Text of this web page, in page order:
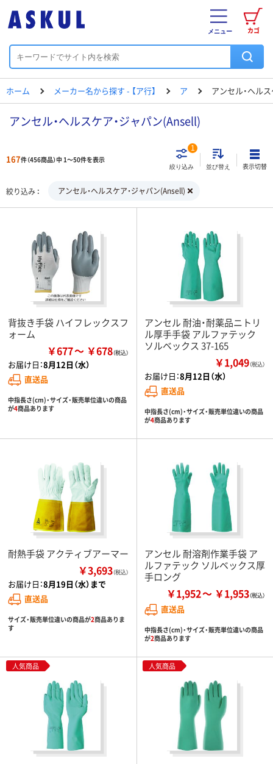
カゴ
メニュー
ホーム メーカー名から探す - 【ア行】 ア アンセル・ヘル
アンセル・ヘルスケア・ジャパン(Ansell)
167件（456商品）中 1～50件を表示
絞り込み
1
並び替え 表示切替
絞り込み アンセル・ヘルスケア・ジャパン(Ansell)
背抜き手袋 ハイフレックスフ
ォーム
￥677 ￥678
お届け日：8月12日（水）
直送品
中指長さ(cm)・サイズ・販売単位違いの商品
が4商品あります
アンセル 耐油・耐薬品ニトリ
ル厚手手袋 アルファテック
ソルベックス 37-165
￥1,049（税込）
お届け日：8月12日（水）
直送品
中指長さ(cm)・サイズ・販売単位違いの商品
が4商品あります
耐熱手袋 アクティブアーマー
￥3,693（税込）
お届け日：8月19日（水）まで
直送品
サイズ・販売単位違いの商品が2商品ありま
す
アンセル 耐溶剤作業手袋 ア
ルファテック ソルベックス厚
手ロング
￥1,952 ￥1,953
直送品
中指長さ(cm)・サイズ・販売単位違いの商品
が2商品あります
人気商品 人気商品